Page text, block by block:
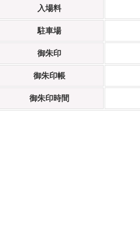
入場料
駐車場
御朱印
御朱印帳
御朱印時間